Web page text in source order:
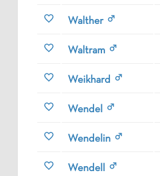
Walther
Waltram
Weikhard
Wendel
Wendelin
Wendell